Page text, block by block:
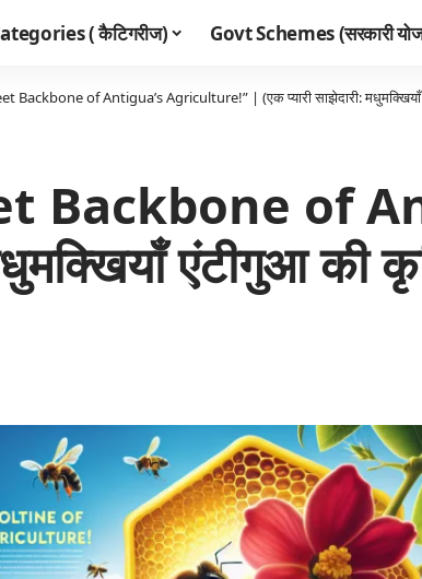
( कैटिगरीज) Govt Schemes (सरकारी
Backbone of Antigua’s Agriculture!” | (एक प्यारी साझेदारी: मधुमक्खियाँ
Backbone of
एंटीगुआ की